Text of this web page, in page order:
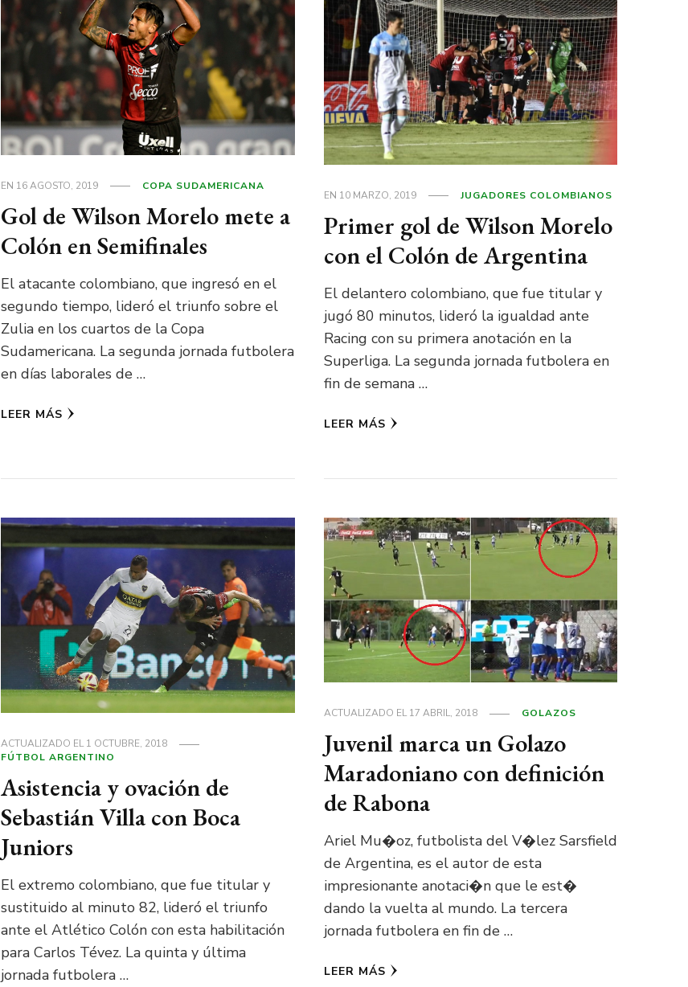
EN 16 AGOSTO, 2019 COPA SUDAMERICANA
Gol de Wilson Morelo mete a
Colón en Semifinales
El atacante colombiano, que ingresó en el
segundo tiempo, lideró el triunfo sobre el
Zulia en los cuartos de la Copa
Sudamericana. La segunda jornada futbolera
en días laborales de …
LEER MÁS
EN 10 MARZO, 2019 JUGADORES COLOMBIANOS
Primer gol de Wilson Morelo
con el Colón de Argentina
El delantero colombiano, que fue titular y
jugó 80 minutos, lideró la igualdad ante
Racing con su primera anotación en la
Superliga. La segunda jornada futbolera en
fin de semana …
LEER MÁS
ACTUALIZADO EL1 OCTUBRE, 2018
FÚTBOL ARGENTINO
Asistencia y ovación de
Sebastián Villa con Boca
Juniors
El extremo colombiano, que fue titular y
sustituido al minuto 82, lideró el triunfo
ante el Atlético Colón con esta habilitación
para Carlos Tévez. La quinta y última
jornada futbolera …
ACTUALIZADO EL17 ABRIL, 2018 GOLAZOS
Juvenil marca un Golazo
Maradoniano con definición
de Rabona
Ariel Mu�oz, futbolista del V�lez Sarsfield
de Argentina, es el autor de esta
impresionante anotaci�n que le est�
dando la vuelta al mundo. La tercera
jornada futbolera en fin de …
LEER MÁS